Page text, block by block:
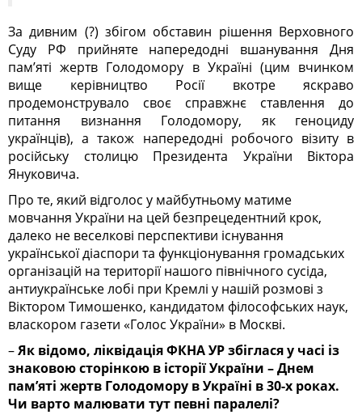
За дивним (?) збігом обставин рішення Верховного
Суду РФ прийняте напередодні вшанування Дня
пам’яті жертв Голодомору в Україні (цим вчинком
вище керівництво Росії вкотре яскраво
продемонструвало своє справжнє ставлення до
питання визнання Голодомору, як геноциду
українців), а також напередодні робочого візиту в
російську столицю Президента України Віктора
Януковича.
Про те, який відголос у майбутньому матиме
мовчання України на цей безпрецедентний крок,
далеко не веселкові перспективи існування
української діаспори та функціонування громадських
організацій на території нашого північного сусіда,
антиукраїнське лобі при Кремлі у нашій розмові з
Віктором Тимошенко, кандидатом філософських наук,
власкором газети «Голос України» в Москві.
–Як відомо, ліквідація ФКНА УР збіглася у часі із
знаковою сторінкою в історії України – Днем
пам’яті жертв Голодомору в Україні в 30-х роках.
Чи варто малювати тут певні паралелі?